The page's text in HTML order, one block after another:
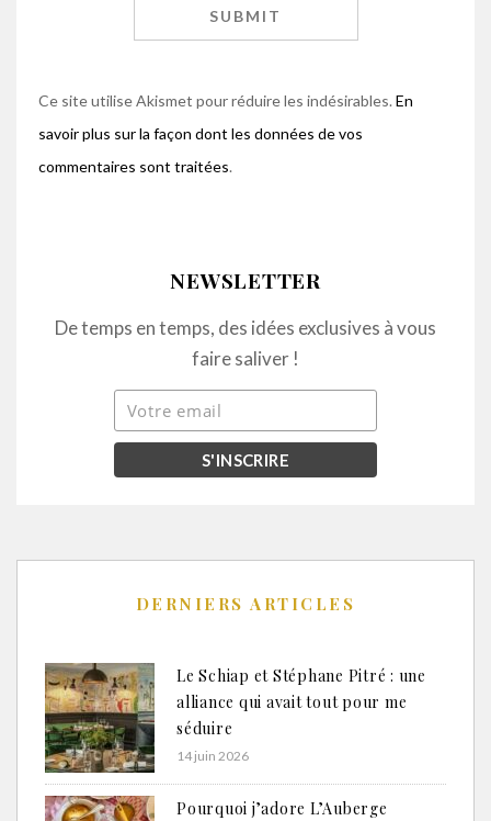
Ce site utilise Akismet pour réduire les indésirables.En
savoir plus sur la façon dont les données de vos
commentaires sont traitées.
NEWSLETTER
De temps en temps, des idées exclusives à vous
faire saliver !
DERNIERS ARTICLES
Le Schiap et Stéphane Pitré : une
alliance qui avait tout pour me
séduire
14 juin 2026
Pourquoi j’adore L’Auberge